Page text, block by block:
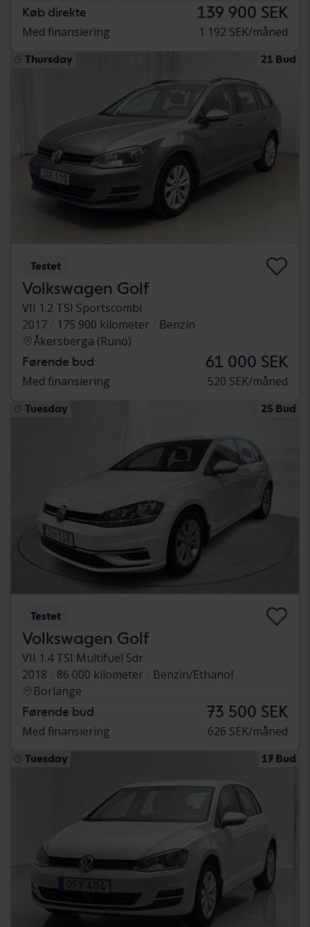
Køb direkte 139 900 SEK
Med finansiering 1 192 SEK/måned
Thursday 21 Bud
Testet
Volkswagen Golf
VII 1.2 TSI Sportscombi
2017
175 900 kilometer
Benzin
Åkersberga (Runö)
Førende bud 61 000 SEK
Med finansiering 520 SEK/måned
Tuesday 25 Bud
Testet
Volkswagen Golf
VII 1.4 TSI Multifuel 5dr
2018
86 000 kilometer
Benzin/Ethanol
Borlänge
Førende bud 73 500 SEK
Med finansiering 626 SEK/måned
Tuesday 17 Bud